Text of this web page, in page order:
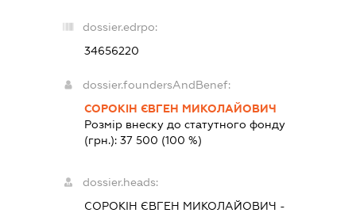
dossier.edrpo:
34656220
dossier.foundersAndBenef:
СОРОКІН ЄВГЕН МИКОЛАЙОВИЧ
Розмір внеску до статутного фонду
(грн.): 37 500 (100 %)
dossier.heads:
СОРОКІН ЄВГЕН МИКОЛАЙОВИЧ -